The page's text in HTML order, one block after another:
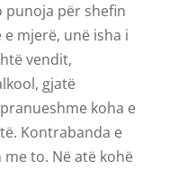
punoja për shefin
mjerë, unë isha i
vendit,
gjatë
koha e
Kontrabanda e
to. Në atë kohë